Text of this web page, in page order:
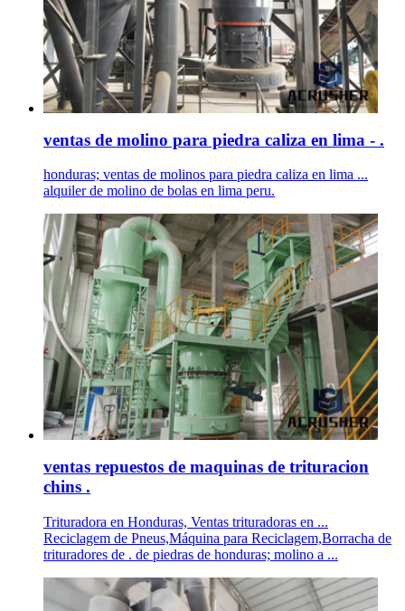
ventas de molino para piedra caliza en lima - .
honduras; ventas de molinos para piedra caliza en lima ...
alquiler de molino de bolas en lima peru.
ventas repuestos de maquinas de trituracion
chins .
Trituradora en Honduras, Ventas trituradoras en ...
Reciclagem de Pneus,Máquina para Reciclagem,Borracha de
trituradores de . de piedras de honduras; molino a ...